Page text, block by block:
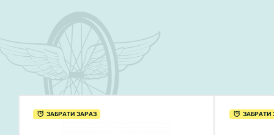
ЗАБРАТИ ЗАРАЗ ЗАБРАТИ